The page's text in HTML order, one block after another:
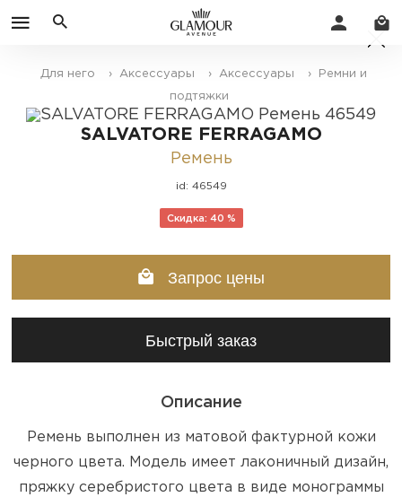
Для него › Аксессуары › Аксессуары › Ремни и
подтяжки
SALVATORE FERRAGAMO
Ремень
id: 46549
Скидка: 40 %
Запрос цены
Быстрый заказ
Описание
Ремень выполнен из матовой фактурной кожи
черного цвета. Модель имеет лаконичный дизайн,
пряжку серебристого цвета в виде монограммы